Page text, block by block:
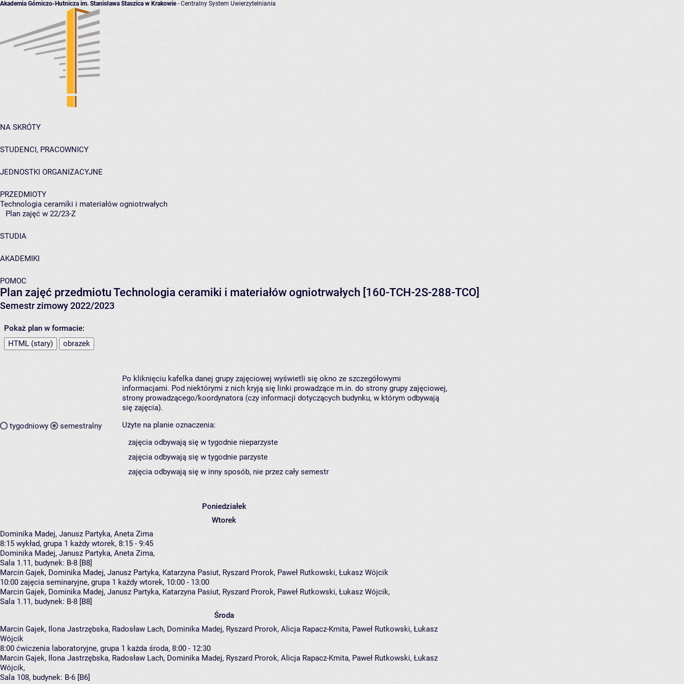
Akademia Górniczo-Hutnicza im. Stanisława Staszica w Krakowie- Centralny System Uwierzytelniania
NA SKRÓTY
STUDENCI, PRACOWNICY
JEDNOSTKI ORGANIZACYJNE
PRZEDMIOTY
Technologia ceramiki i materiałów ogniotrwałych
Plan zajęć w 22/23-Z
STUDIA
AKADEMIKI
POMOC
Plan zajęć przedmiotu Technologia ceramiki i materiałów ogniotrwałych [160-TCH-2S-288-TCO]
Semestr zimowy 2022/2023
Pokaż plan w formacie:
HTML (stary)
obrazek
tygodniowy semestralny
Po kliknięciu kafelka danej grupy zajęciowej wyświetli się okno ze szczegółowymi
informacjami. Pod niektórymi z nich kryją się linki prowadzące m.in. do strony grupy zajęciowej,
strony prowadzącego/koordynatora (czy informacji dotyczących budynku, w którym odbywają
się zajęcia).
Użyte na planie oznaczenia:
zajęcia odbywają się w tygodnie nieparzyste
zajęcia odbywają się w tygodnie parzyste
zajęcia odbywają się w inny sposób, nie przez cały semestr
Poniedziałek
Wtorek
Dominika Madej, Janusz Partyka, Aneta Zima
8:15 wykład, grupa 1 każdy wtorek, 8:15 - 9:45
Dominika Madej, Janusz Partyka, Aneta Zima,
Sala 1.11, budynek: B-8 [B8]
Marcin Gajek, Dominika Madej, Janusz Partyka, Katarzyna Pasiut, Ryszard Prorok, Paweł Rutkowski, Łukasz Wójcik
10:00 zajęcia seminaryjne, grupa 1 każdy wtorek, 10:00 - 13:00
Marcin Gajek, Dominika Madej, Janusz Partyka, Katarzyna Pasiut, Ryszard Prorok, Paweł Rutkowski, Łukasz Wójcik,
Sala 1.11, budynek: B-8 [B8]
Środa
Marcin Gajek, Ilona Jastrzębska, Radosław Lach, Dominika Madej, Ryszard Prorok, Alicja Rapacz-Kmita, Paweł Rutkowski, Łukasz
Wójcik
8:00 ćwiczenia laboratoryjne, grupa 1 każda środa, 8:00 - 12:30
Marcin Gajek, Ilona Jastrzębska, Radosław Lach, Dominika Madej, Ryszard Prorok, Alicja Rapacz-Kmita, Paweł Rutkowski, Łukasz
Wójcik,
Sala 108, budynek: B-6 [B6]